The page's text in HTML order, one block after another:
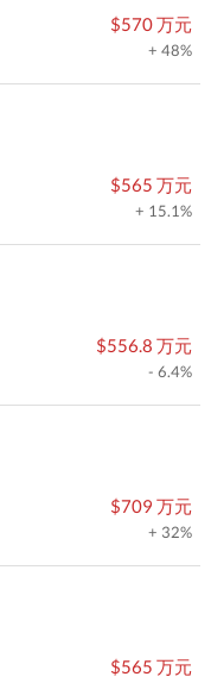
$570 万元
+ 48%
$565 万元
+ 15.1%
$556.8 万元
- 6.4%
$709 万元
+ 32%
$565 万元